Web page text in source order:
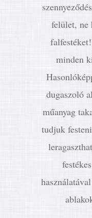
felület, ne
minden
dugaszoló
műanyag
tudjuk